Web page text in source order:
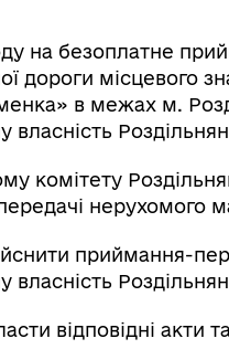
на безоплатне
дороги місцевого
в межах м.
власність
комітету
нерухомого
приймання-
власність
відповідні акти